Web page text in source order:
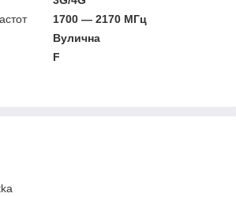
1700 — 2170 МГц
Вулична
F